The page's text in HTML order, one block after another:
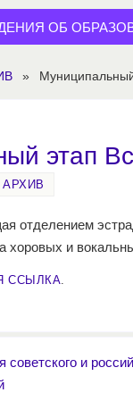
ОБ
»
этап
отделением
хоровых и
ССЫЛКА
советского и